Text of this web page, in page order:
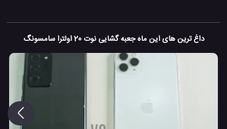
داغ ترین های این ماه جعبه گشایی نوت 20 اولترا سامسونگ